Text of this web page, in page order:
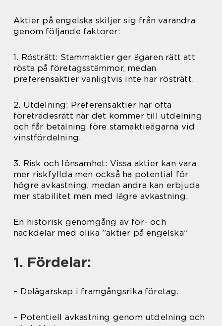
Aktier på engelska skiljer sig från varandra
genom följande faktorer:
1. Rösträtt: Stammaktier ger ägaren rätt att
rösta på företagsstämmor, medan
preferensaktier vanligtvis inte har rösträtt.
2. Utdelning: Preferensaktier har ofta
företrädesrätt när det kommer till utdelning
och får betalning före stamaktieägarna vid
vinstfördelning.
3. Risk och lönsamhet: Vissa aktier kan vara
mer riskfyllda men också ha potential för
högre avkastning, medan andra kan erbjuda
mer stabilitet men med lägre avkastning.
En historisk genomgång av för- och
nackdelar med olika ”aktier på engelska”
1. Fördelar:
– Delägarskap i framgångsrika företag.
– Potentiell avkastning genom utdelning och